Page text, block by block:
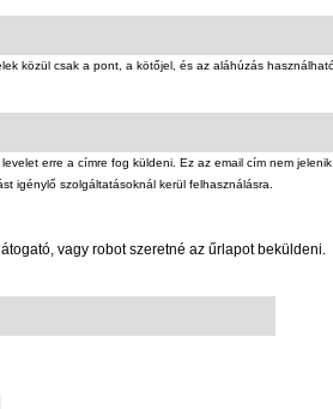
közül csak a pont, a kötőjel, és az aláhúzás
erre a címre fog küldeni. Ez az email cím nem jelenik
igénylő szolgáltatásoknál kerül felhasználásra.
vagy robot szeretné az űrlapot beküldeni.